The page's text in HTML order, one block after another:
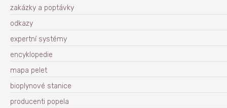
zakázky a poptávky
odkazy
expertní systémy
encyklopedie
mapa pelet
bioplynové stanice
producenti popela